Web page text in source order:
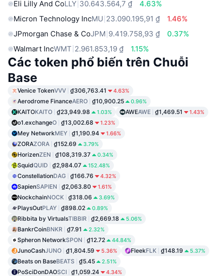
Eli Lilly And CoLLY 30.643.564,7 ₫
4.63%
Micron Technology IncMU 23.090.195,91 ₫
1.46%
JPmorgan Chase & CoJPM 9.419.758,93 ₫
0.37%
Walmart IncWMT 2.961.853,19 ₫ 1.15%
Các token phổ biến trên Chuỗi
Base
Venice TokenVVV ₫306,763.41 4.63%
Aerodrome FinanceAERO ₫10,900.25 0.96%
KAITOKAITO ₫23,949.98 1.03% AWEAWE ₫1,469.51 1.43%
o1.exchangeO ₫13,002.68 1.23%
Mey NetworkMEY ₫1,190.94 1.66%
ZORAZORA ₫152.69 3.79%
HorizenZEN ₫108,319.37 0.34%
SquidQUID ₫2,984.07 152.48%
ConstellationDAG ₫166.76 4.32%
SapienSAPIEN ₫2,063.80 1.61%
NockchainNOCK ₫318.06 3.69%
PlaysOutPLAY ₫898.02 0.89%
Ribbita by VirtualsTIBBIR ₫2,669.18 5.06%
BankrCoinBNKR ₫7.91 2.32%
Spheron NetworkSPON ₫12.72 44.84%
JunoCashJUNO ₫1,804.59 5.36% FleekFLK ₫148.19 5.37%
Beats on BaseBEATS ₫5.45 2.51%
PoSciDonDAOSCI ₫1,059.24 4.34%